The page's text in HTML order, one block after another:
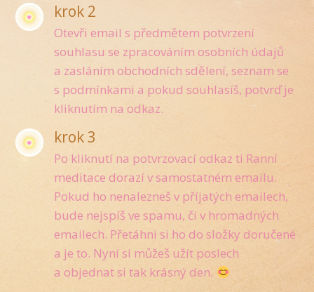
krok 2
Otevři email s předmětem potvrzení
souhlasu se zpracováním osobních údajů
a zasláním obchodních sdělení, seznam se
s podmínkami a pokud souhlasíš, potvrď je
kliknutím na odkaz.
krok 3
Po kliknutí na potvrzovací odkaz ti Ranní
meditace dorazí v samostatném emailu.
Pokud ho nenalezneš v příjatých emailech,
bude nejspíš ve spamu, či v hromadných
emailech. Přetáhni si ho do složky doručené
a je to. Nyní si můžeš užít poslech
a objednat si tak krásný den.